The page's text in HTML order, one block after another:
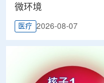
微环境
医疗 2026-08-07